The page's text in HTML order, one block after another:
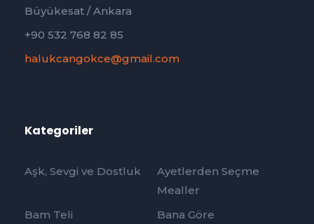
Büyükesat / Ankara
+90 532 768 82 85
halukcangokce@gmail.com
Kategoriler
Aşk, Sevgi ve Dostluk
Ayetlerden Seçme
Mealler
Bam Teli
Bana Göre